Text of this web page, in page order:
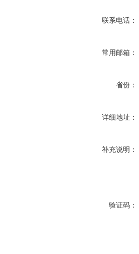
联系电话：
常用邮箱：
省份：
详细地址：
补充说明：
验证码：